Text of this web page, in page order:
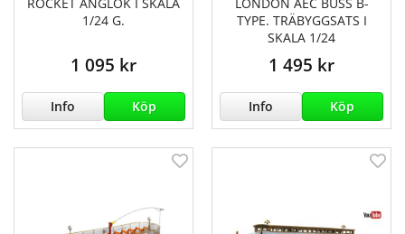
1/24 G.
1 095 kr
Info Köp
TYPE. TRÄBYGGSATS I
SKALA 1/24
1 495 kr
Info Köp